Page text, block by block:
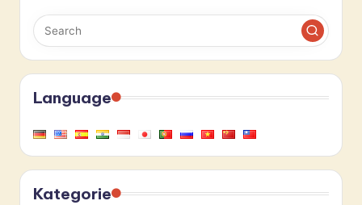
Language
Kategorie